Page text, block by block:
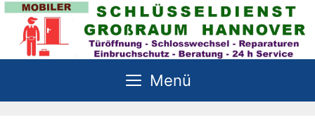
Zum
Inhalt
springen
Menü